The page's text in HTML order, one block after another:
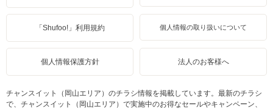
「Shufoo!」利用規約 個人情報の取り扱いについて
個人情報保護方針 法人のお客様へ
チャンスイット（岡山エリア）のチラシ情報を掲載しています。最新のチラシ
で、チャンスイット（岡山エリア）で実施中のお得なセールやキャンペーン、